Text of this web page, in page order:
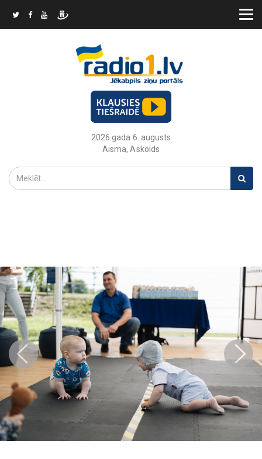
2026.gada 6. augusts
Aisma, Askolds